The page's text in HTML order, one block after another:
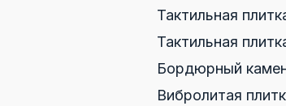
Тактильная
Тактильная
Бордюрный
Вибролитая